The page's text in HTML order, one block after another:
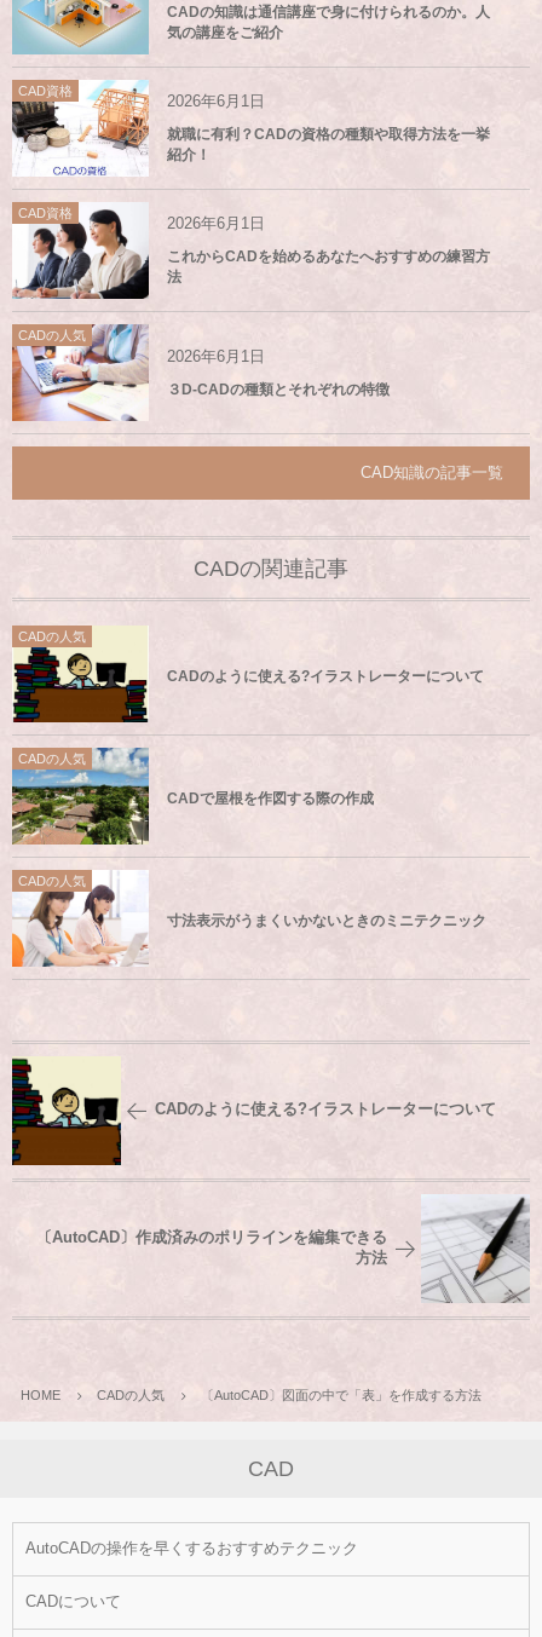
CADの知識は通信講座で身に付けられるのか。人
気の講座をご紹介
CAD資格
2026年6月1日
就職に有利？CADの資格の種類や取得方法を一挙
紹介！
CAD資格
2026年6月1日
これからCADを始めるあなたへおすすめの練習方
法
CADの人気
2026年6月1日
３D-CADの種類とそれぞれの特徴
CAD知識の記事一覧
CADの関連記事
CADの人気
CADのように使える?イラストレーターについて
CADの人気
CADで屋根を作図する際の作成
CADの人気
寸法表示がうまくいかないときのミニテクニック
CADのように使える?イラストレーターについて
〔AutoCAD〕作成済みのポリラインを編集できる
方法
HOME CADの人気 〔AutoCAD〕図面の中で「表」を作成する方法
CAD
AutoCADの操作を早くするおすすめテクニック
CADについて